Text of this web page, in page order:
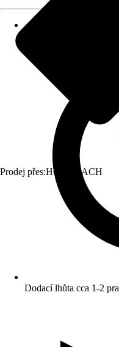
Prodej přes:HORNBACH
Dodací lhůta cca 1-2